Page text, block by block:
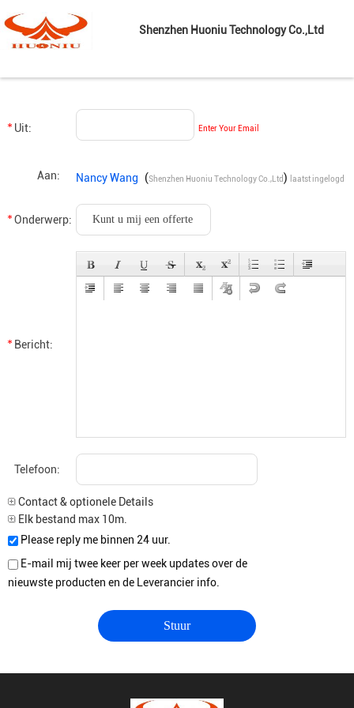
Shenzhen Huoniu Technology Co.,Ltd
Uit: Enter Your Email
Aan: Nancy Wang (Shenzhen Huoniu Technology Co.,Ltd) laatst ingelogd
: 2 uur 17 Minuten geleden
Onderwerp:
Bericht:
Telefoon:
Contact & optionele Details
Elk bestand max 10m.
Please reply me binnen 24 uur.
E-mail mij twee keer per week updates over de
nieuwste producten en de Leverancier info.